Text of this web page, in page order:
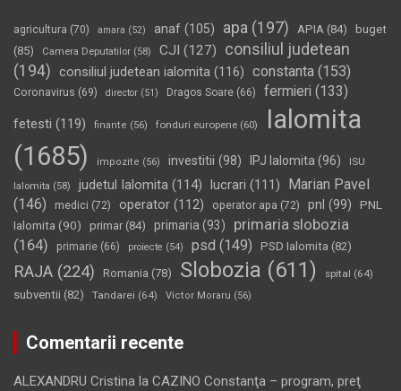
agricultura (70) amara (52) anaf (105) apa (197) APIA (84)
buget
(85)
Camera Deputatilor (58) CJI (127)
consiliul judetean
(194) consiliul judetean ialomita (116) constanta (153)
Coronavirus (69) director (51) Dragos Soare (66) fermieri (133)
fetesti (119) finante (56) fonduri europene (60)
Ialomita
(1685)
impozite (56) investitii (98) IPJ Ialomita (96) ISU
Ialomita (58) judetul Ialomita (114) lucrari (111)
Marian Pavel
(146)
medici (72) operator (112) operator apa (72) pnl (99)
PNL
Ialomita (90) primar(84) primaria (93)
primaria slobozia
(164)
primarie (66) proiecte (54) psd (149) PSD Ialomita (82)
RAJA (224) Romania (78) Slobozia (611) spital (64)
subventii (82) Tandarei (64) Victor Moraru (56)
Comentarii recente
ALEXANDRU Cristina la CAZINO Constanţa – program, preţ